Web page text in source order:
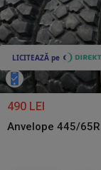
490 LEI
Anvelope 445/